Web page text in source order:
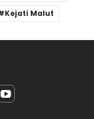
Kejati Malut